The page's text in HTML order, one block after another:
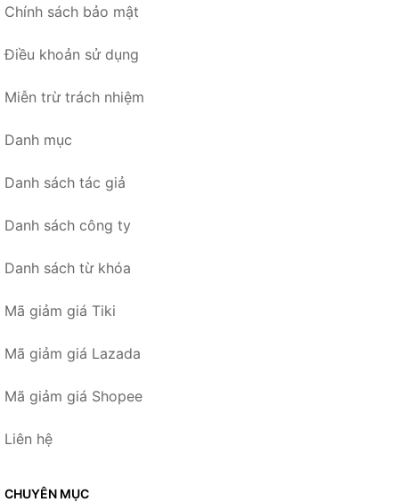
Chính sách bảo mật
Điều khoản sử dụng
Miễn trừ trách nhiệm
Danh mục
Danh sách tác giả
Danh sách công ty
Danh sách từ khóa
Mã giảm giá Tiki
Mã giảm giá Lazada
Mã giảm giá Shopee
Liên hệ
CHUYÊN MỤC